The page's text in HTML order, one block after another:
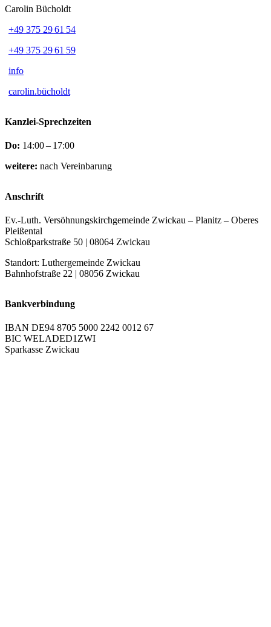
Carolin Bücholdt
+49 375 29 61 54
+49 375 29 61 59
info
carolin.bücholdt
Kanzlei-Sprechzeiten
Do: 14:00 – 17:00
weitere: nach Vereinbarung
Anschrift
Ev.-Luth. Versöhnungskirchgemeinde Zwickau – Planitz – Oberes
Pleißental
Schloßparkstraße 50 | 08064 Zwickau
Standort: Luthergemeinde Zwickau
Bahnhofstraße 22 | 08056 Zwickau
Bankverbindung
IBAN DE94 8705 5000 2242 0012 67
BIC WELADED1ZWI
Sparkasse Zwickau